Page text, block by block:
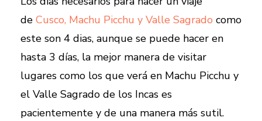
de Cusco, Machu Picchu y Valle Sagrado como
este son 4 dias, aunque se puede hacer en
hasta 3 días, la mejor manera de visitar
lugares como los que verá en Machu Picchu y
el Valle Sagrado de los Incas es
pacientemente y de una manera más sutil.